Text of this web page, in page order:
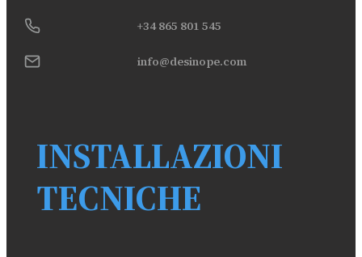
+34 865 801 545
info@desinope.com
INSTALLAZIONI
TECNICHE